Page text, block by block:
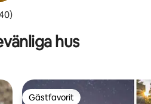
i genomsnittligt betyg, 340
hus
Gästfavorit